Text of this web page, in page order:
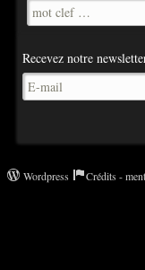
Recevez notre
Wordpress Crédits -